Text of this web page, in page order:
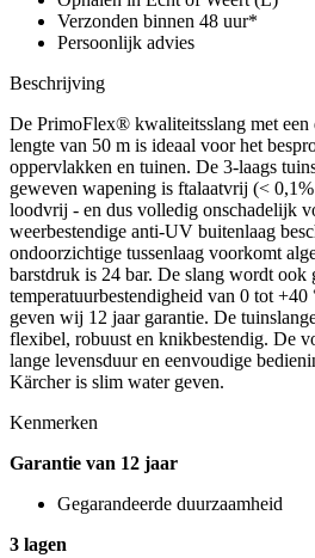
Verzonden binnen 48 uur*
Persoonlijk advies
Beschrijving
De PrimoFlex® kwaliteitsslang met een
lengte van 50 m is ideaal voor het
oppervlakken en tuinen. De 3-laags
geweven wapening is ftalaatvrij (<
loodvrij - en dus volledig onschadelijk
weerbestendige anti-UV buitenlaag
ondoorzichtige tussenlaag voorkomt
barstdruk is 24 bar. De slang wordt ook
temperatuurbestendigheid van 0 tot +40
geven wij 12 jaar garantie. De
flexibel, robuust en knikbestendig. De
lange levensduur en eenvoudige
Kärcher is slim water geven.
Kenmerken
Garantie van 12 jaar
Gegarandeerde duurzaamheid
3 lagen